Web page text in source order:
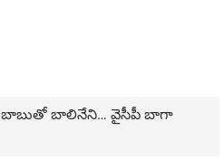
బాబుతో బాలినేని… వైసీపీ బాగా